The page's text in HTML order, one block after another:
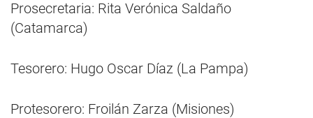
Prosecretaria: Rita Verónica Saldaño
(Catamarca)
Tesorero: Hugo Oscar Díaz (La Pampa)
Protesorero: Froilán Zarza (Misiones)